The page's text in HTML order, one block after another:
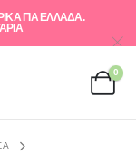
ΓΙΑ ΕΛΛAΔΑ.
0